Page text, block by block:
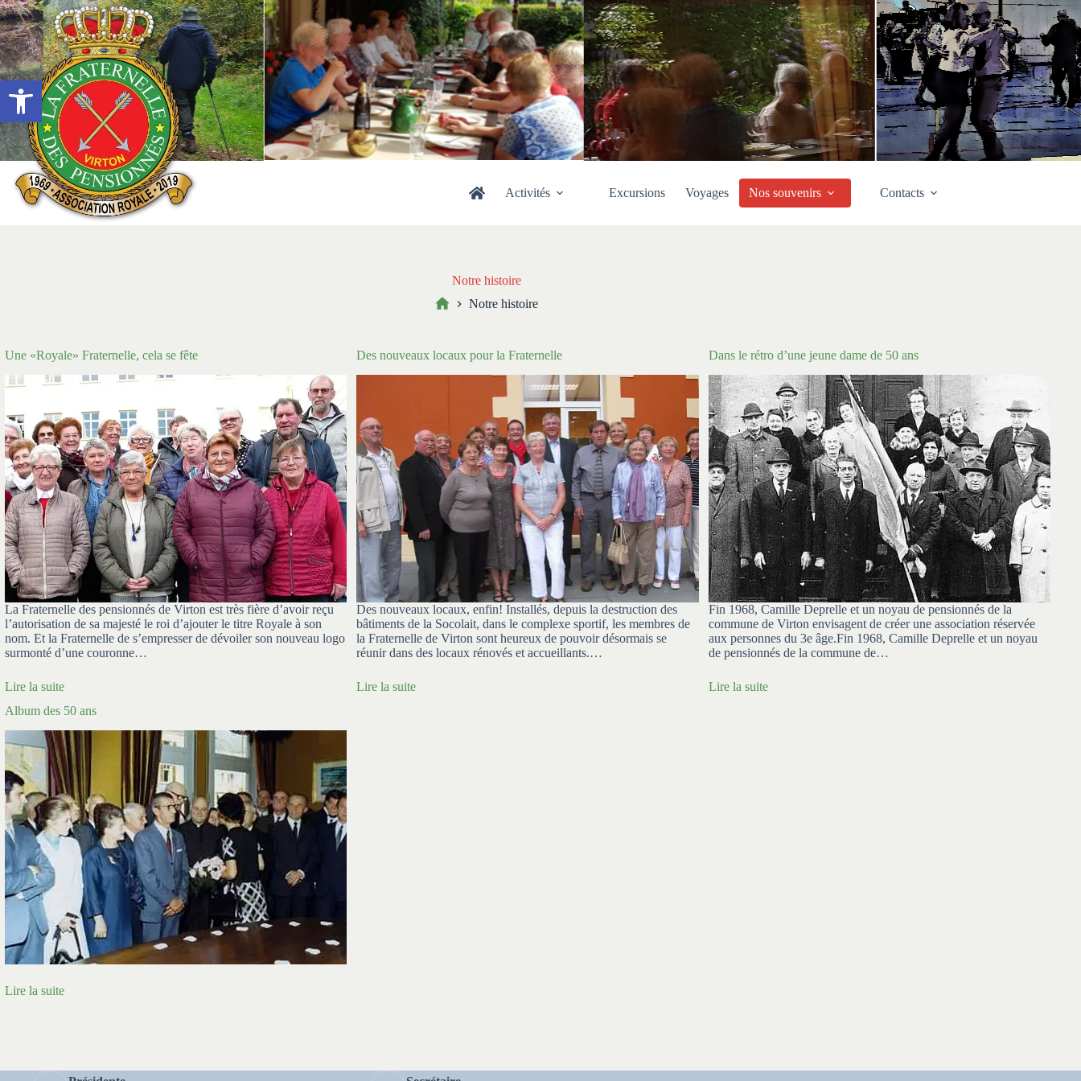
Ouvrir la barre d’outils
Passer
au
contenu
Activités Excursions Voyages Nos souvenirs Contacts
Notre histoire
Notre histoire
Une «Royale» Fraternelle, cela se fête
La Fraternelle des pensionnés de Virton est très fière d’avoir reçu
l’autorisation de sa majesté le roi d’ajouter le titre Royale à son
nom. Et la Fraternelle de s’empresser de dévoiler son nouveau logo
surmonté d’une couronne…
Lire la suite
Des nouveaux locaux pour la Fraternelle
Des nouveaux locaux, enfin! Installés, depuis la destruction des
bâtiments de la Socolait, dans le complexe sportif, les membres de
la Fraternelle de Virton sont heureux de pouvoir désormais se
réunir dans des locaux rénovés et accueillants.…
Lire la suite
Dans le rétro d’une jeune dame de 50 ans
Fin 1968, Camille Deprelle et un noyau de pensionnés de la
commune de Virton envisagent de créer une association réservée
aux personnes du 3e âge.Fin 1968, Camille Deprelle et un noyau
de pensionnés de la commune de…
Lire la suite
Album des 50 ans
Lire la suite